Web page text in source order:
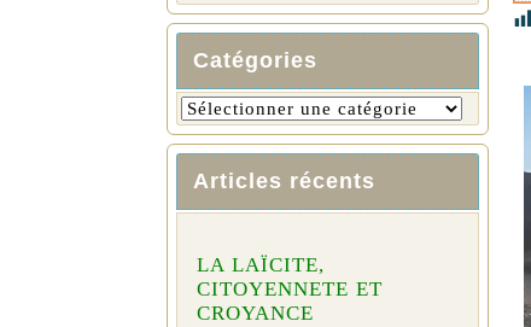
Catégories
Articles récents
LA LAÏCITE,
CITOYENNETE ET
CROYANCE